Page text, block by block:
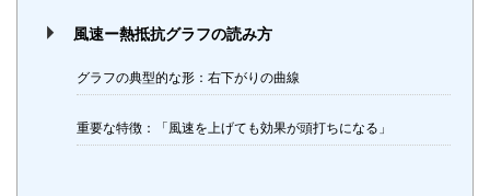
風速ー熱抵抗グラフの読み方
グラフの典型的な形：右下がりの曲線
重要な特徴：「風速を上げても効果が頭打ちになる」